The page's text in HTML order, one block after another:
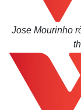
Quan sát
Cuộc sống đó đây
Hồ sơ
Jose Mourinho